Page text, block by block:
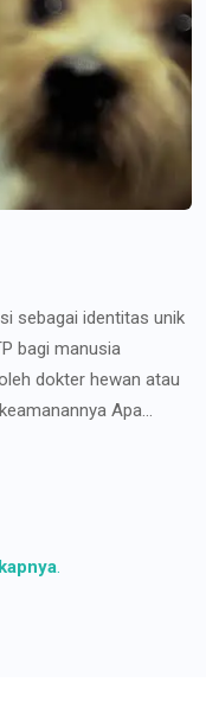
sebagai identitas unik
bagi manusia
dokter hewan atau
Apa...